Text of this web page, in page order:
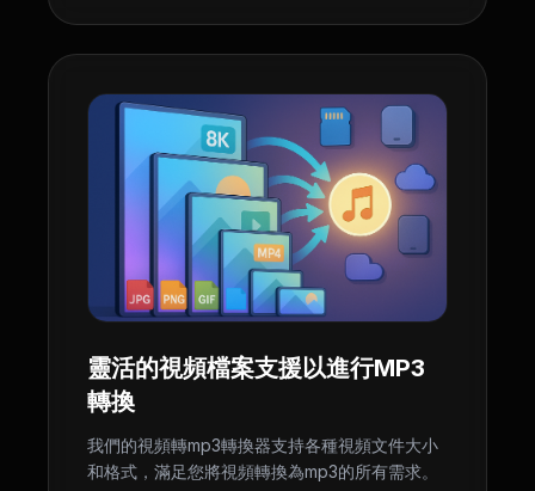
靈活的視頻檔案支援以進行MP3
轉換
我們的視頻轉mp3轉換器支持各種視頻文件大小
和格式，滿足您將視頻轉換為mp3的所有需求。